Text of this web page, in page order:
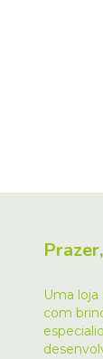
Uma
com